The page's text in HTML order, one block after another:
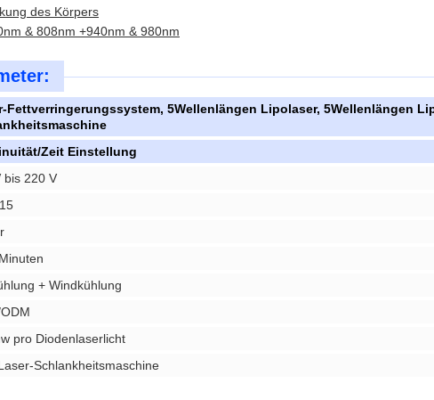
des Körpers
& 808nm +940nm & 980nm
Fettverringerungssystem, 5Wellenlängen Lipolaser, 5Wellenlängen
Zeit Einstellung
bis 220 V
+ Windkühlung
pro Diodenlaserlicht
Schlankheitsmaschine